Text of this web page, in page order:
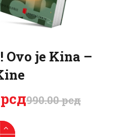
Ovo je Kina –
990.00рсд
рсд